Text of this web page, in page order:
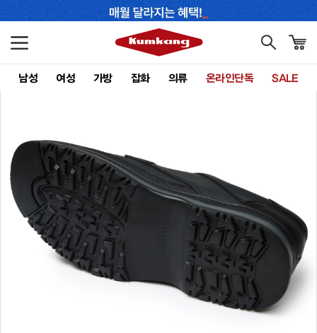
남성 여성 가방 잡화 의류 온라인단독 SALE